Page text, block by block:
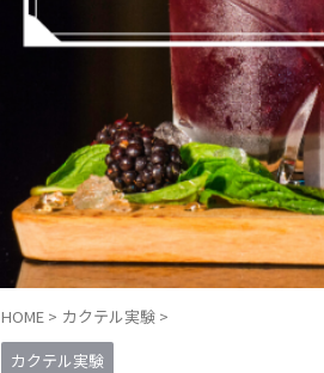
HOME > カクテル実験 >
カクテル実験